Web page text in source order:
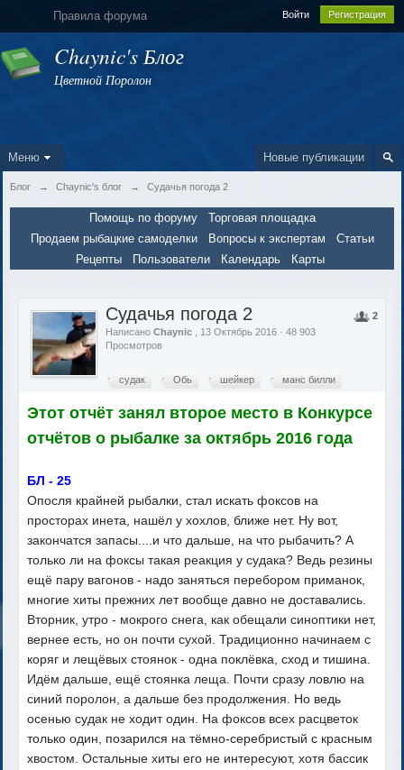
Правила форума Войти Регистрация
Chaynic's Блог
Цветной Поролон
Новые публикации
Меню
Блог → Chaynic's блог → Судачья погода 2
Помощь по форуму
Торговая площадка
Продаем рыбацкие самоделки
Вопросы к экспертам
Статьи
Рецепты
Пользователи Календарь Карты
2
Судачья погода 2
НаписаноChaynic
, 13 Октябрь 2016 · 48 903
Просмотров
судак Обь шейкер манс билли
Этот отчёт занял второе место в Конкурсе
отчётов о рыбалке за октябрь 2016 года
БЛ - 25
Опосля крайней рыбалки, стал искать фоксов на
просторах инета, нашёл у хохлов, ближе нет. Ну вот,
закончатся запасы....и что дальше, на что рыбачить? А
только ли на фоксы такая реакция у судака? Ведь резины
ещё пару вагонов - надо заняться перебором приманок,
многие хиты прежних лет вообще давно не доставались.
Вторник, утро - мокрого снега, как обещали синоптики нет,
вернее есть, но он почти сухой. Традиционно начинаем с
коряг и лещёвых стоянок - одна поклёвка, сход и тишина.
Идём дальше, ещё стоянка леща. Почти сразу ловлю на
синий поролон, а дальше без продолжения. Но ведь
осенью судак не ходит один. На фоксов всех расцветок
только один, позарился на тёмно-серебристый с красным
хвостом. Остальные хиты его не интересуют, хотя бассик